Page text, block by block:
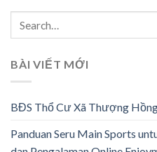
BÀI VIẾT MỚI
BĐS Thổ Cư Xã Thượng
Panduan Seru Main Sports